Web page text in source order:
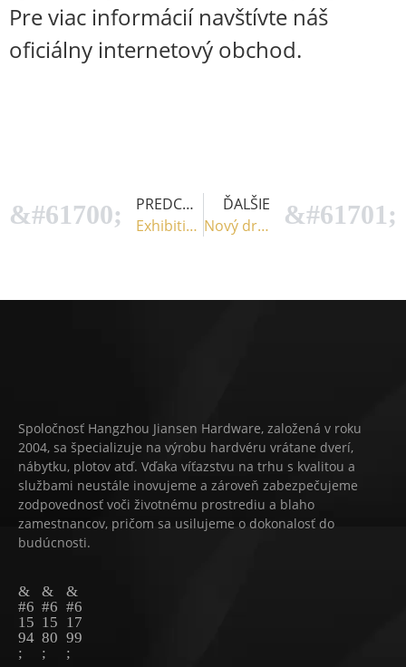
Pre viac informácií navštívte náš
oficiálny internetový obchod.
PREDCHÁDZAJÚCI
Exhibition 1
ĎALŠIE
Nový držiak pergoly: Test stability pre váš vonkajší život
Spoločnosť Hangzhou Jiansen Hardware, založená v roku
2004, sa špecializuje na výrobu hardvéru vrátane dverí,
nábytku, plotov atď. Vďaka víťazstvu na trhu s kvalitou a
službami neustále inovujeme a zároveň zabezpečujeme
zodpovednosť voči životnému prostrediu a blaho
zamestnancov, pričom sa usilujeme o dokonalosť do
budúcnosti.